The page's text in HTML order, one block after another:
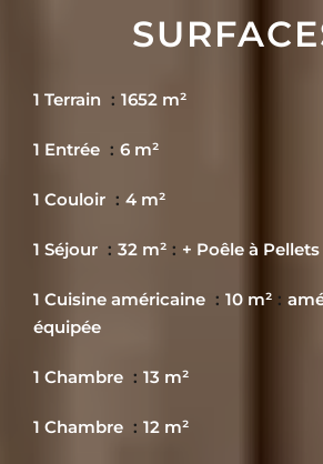
1 Terrain 1652 m²
1 Entrée 6 m²
1 Couloir 4 m²
1 Séjour 32 m² + Poêle à Pellets
1 Cuisine américaine 10 m²
équipée
1 Chambre 13 m²
1 Chambre 12 m²